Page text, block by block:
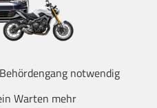
notwendig
Warten mehr